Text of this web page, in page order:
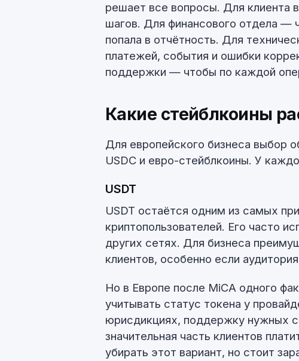
решает все вопросы. Для клиента
шагов. Для финансового отдела —
попала в отчётность. Для
платежей, события и ошибки
поддержки — чтобы по каждой
Какие стейблкоины
Для европейского бизнеса выбор
USDC и евро-стейблкоины. У
USDT
USDT остаётся одним из самых
криптопользователей. Его часто
других сетях. Для бизнеса
клиентов, особенно если
Но в Европе после MiCA одного
учитывать статус токена у
юрисдикциях, поддержку нужных
значительная часть клиентов
убирать этот вариант, но стоит